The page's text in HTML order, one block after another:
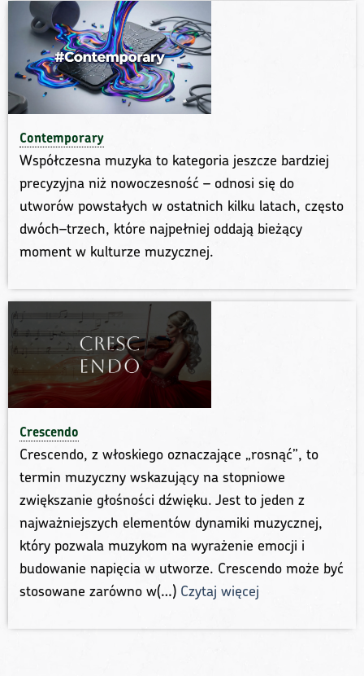
Contemporary
Współczesna muzyka to kategoria jeszcze bardziej
precyzyjna niż nowoczesność – odnosi się do
utworów powstałych w ostatnich kilku latach, często
dwóch–trzech, które najpełniej oddają bieżący
moment w kulturze muzycznej.
Crescendo
Crescendo, z włoskiego oznaczające „rosnąć”, to
termin muzyczny wskazujący na stopniowe
zwiększanie głośności dźwięku. Jest to jeden z
najważniejszych elementów dynamiki muzycznej,
który pozwala muzykom na wyrażenie emocji i
budowanie napięcia w utworze. Crescendo może być
stosowane zarówno w(…) Czytaj więcej